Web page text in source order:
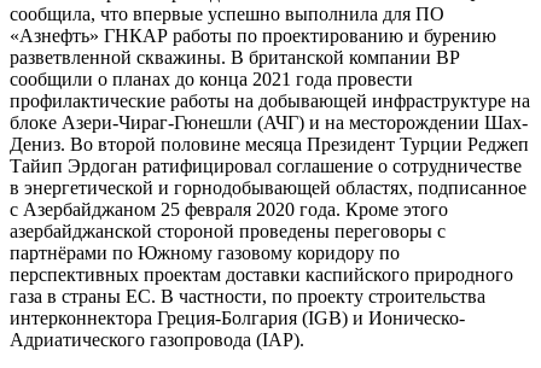
сообщила, что впервые успешно выполнила для ПО
«Азнефть» ГНКАР работы по проектированию и бурению
разветвленной скважины. В британской компании BP
сообщили о планах до конца 2021 года провести
профилактические работы на добывающей инфраструктуре на
блоке Азери-Чираг-Гюнешли (АЧГ) и на месторождении Шах-
Дениз. Во второй половине месяца Президент Турции Реджеп
Тайип Эрдоган ратифицировал соглашение о сотрудничестве
в энергетической и горнодобывающей областях, подписанное
с Азербайджаном 25 февраля 2020 года. Кроме этого
азербайджанской стороной проведены переговоры с
партнёрами по Южному газовому коридору по
перспективных проектам доставки каспийского природного
газа в страны ЕС. В частности, по проекту строительства
интерконнектора Греция-Болгария (IGB) и Ионическо-
Адриатического газопровода (IAP).